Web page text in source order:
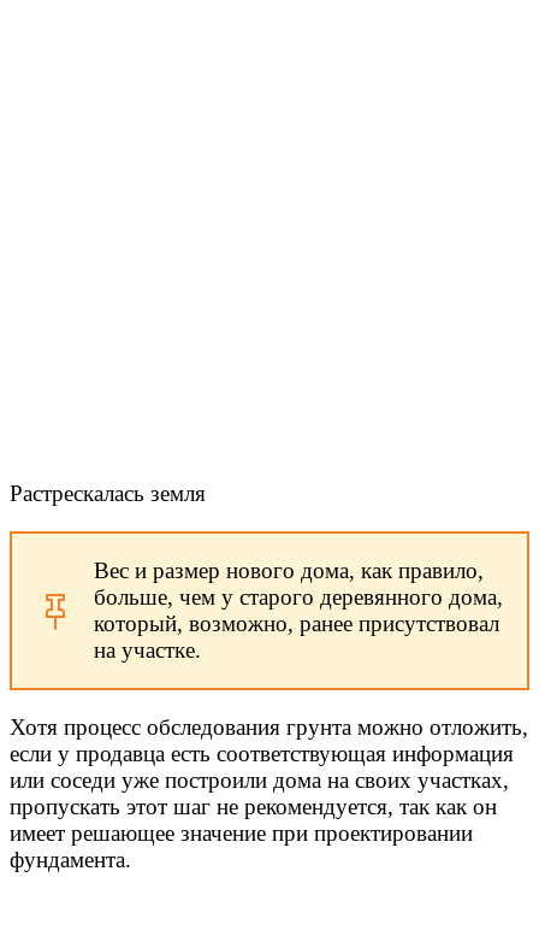
Растрескалась земля
Вес и размер нового дома, как правило,
больше, чем у старого деревянного дома,
который, возможно, ранее присутствовал
на участке.
Хотя процесс обследования грунта можно отложить,
если у продавца есть соответствующая информация
или соседи уже построили дома на своих участках,
пропускать этот шаг не рекомендуется, так как он
имеет решающее значение при проектировании
фундамента.